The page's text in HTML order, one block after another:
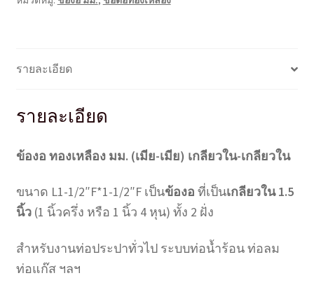
นิ้ว)
รายละเอียด
รายละเอียด
ข้องอ ทองเหลือง มม. (เมีย-เมีย) เกลียวใน-เกลียวใน
ขนาด L1-1/2″F*1-1/2″F เป็นข้องอ ที่เป็นเกลียวใน 1.5
นิ้ว(1 นิ้วครึ่ง หรือ 1 นิ้ว 4 หุน) ทั้ง 2 ฝั่ง
สำหรับงานท่อประปาทั่วไป ระบบท่อน้ำร้อน ท่อลม
ท่อแก๊ส ฯลฯ